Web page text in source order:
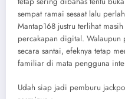
sempat ramai sesaat lalu
Mantap168 justru terlihat
percakapan digital. Walaupun
secara santai, efeknya tetap
familiar di mata pengguna
Udah siap jadi pemburu